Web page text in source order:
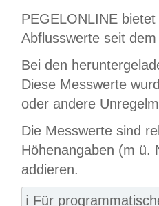
PEGELONLINE
Abflusswerte seit
Bei den
Diese Messwerte
oder andere
Die Messwerte sind
Höhenangaben (m ü.
addieren.
ℹ️ Für